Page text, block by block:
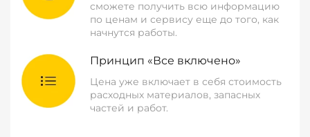
сможете получить всю информацию
по ценам и сервису еще до того, как
начнутся работы.
Принцип «Все включено»
Цена уже включает в себя стоимость
расходных материалов, запасных
частей и работ.